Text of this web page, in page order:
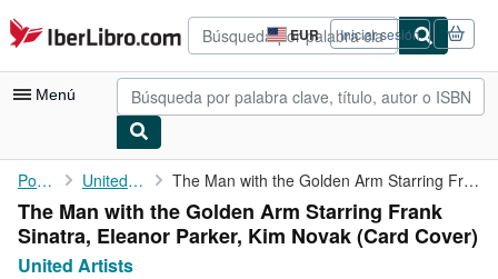
Pasar al contenido principal
IberLibro.com EUR
Preferencias
de
compra
del
Iniciar sesión
Menú
Mi cuenta
Consultar mis pedidos
Búsqueda avanzada
Portada United Artists The Man with the Golden Arm Starring Frank Sinatra, Eleanor ...
The Man with the Golden Arm Starring Frank
Sinatra, Eleanor Parker, Kim Novak (Card Cover)
United Artists